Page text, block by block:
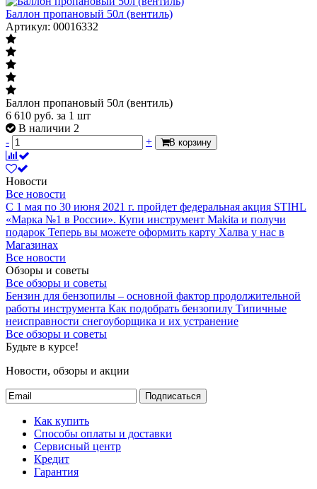
Баллон пропановый 50л (вентиль)
Артикул: 00016332
Баллон пропановый 50л (вентиль)
6 610 руб. за 1 шт
В наличии 2
-
+ В корзину
Новости
Все новости
С 1 мая по 30 июня 2021 г. пройдет федеральная акция STIHL
«Марка №1 в России». Купи инструмент Makita и получи
подарок Теперь вы можете оформить карту Халва у нас в
Магазинах
Все новости
Обзоры и советы
Все обзоры и советы
Бензин для бензопилы – основной фактор продолжительной
работы инструмента Как подобрать бензопилу Типичные
неисправности снегоуборщика и их устранение
Все обзоры и советы
Будьте в курсе!
Новости, обзоры и акции
Подписаться
Как купить
Способы оплаты и доставки
Сервисный центр
Кредит
Гарантия